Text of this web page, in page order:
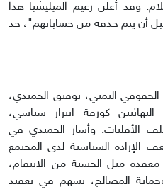
وقد أعلن زعيم الميليشيا هذا
أن يتم حذفه من حساباتهم"، حد
اليمني، توفيق الحميدي،
كورقة ابتزاز سياسي،
الأقليات. وأشار الحميدي في
إلى أنّ ضعف الإرادة السياسية لدى المجتمع
مثل الخشية من الانتقام،
المصالح، تسهم في تعقيد